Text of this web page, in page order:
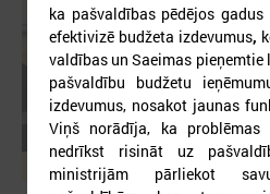
ka pašvaldības pēdējos
efektivizē budžeta izdevumus,
valdības un Saeimas pieņemtie
pašvaldību budžetu
izdevumus, nosakot jaunas
Viņš norādīja, ka problēmas
nedrīkst risināt uz
ministrijām pārliekot